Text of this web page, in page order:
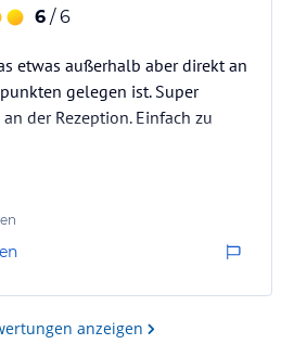
6 / 6
etwas außerhalb aber direkt an
gelegen ist. Super
der Rezeption. Einfach zu
anzeigen